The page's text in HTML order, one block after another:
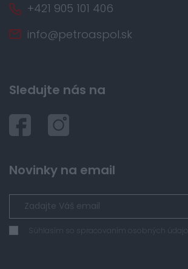
+421 905 101 406
info@petroaspol.sk
Sledujte nás na
Novinky na email
Súhlasím so spracovaním osobných údajov